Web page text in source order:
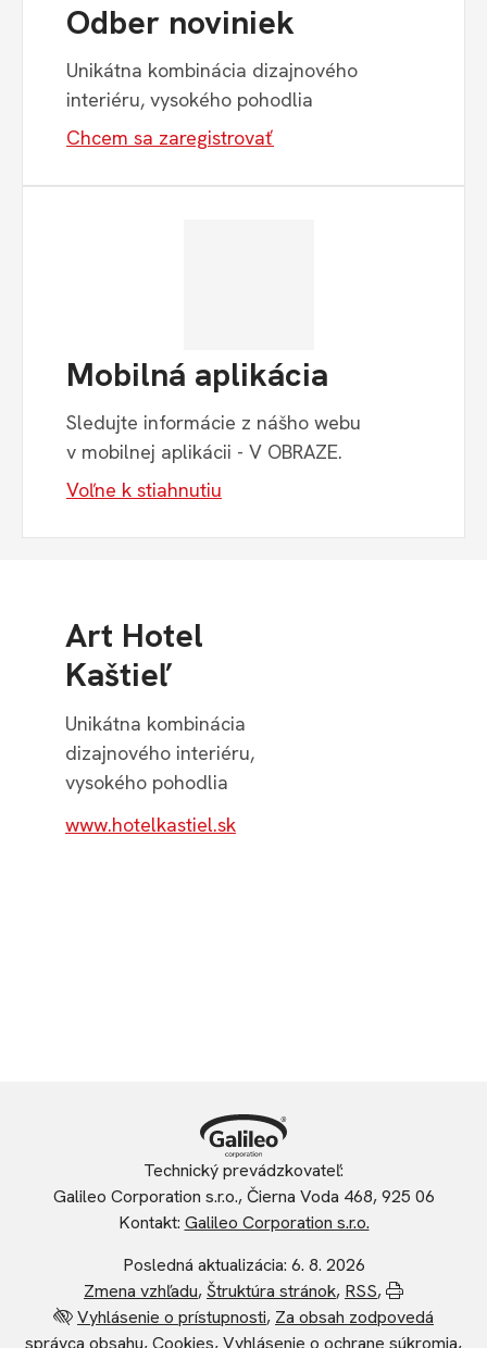
Odber noviniek
Unikátna kombinácia dizajnového
interiéru, vysokého pohodlia
Chcem sa zaregistrovať
Mobilná aplikácia
Sledujte informácie z nášho webu
v mobilnej aplikácii - V OBRAZE.
Voľne k stiahnutiu
Art Hotel
Kaštieľ
Unikátna kombinácia
dizajnového interiéru,
vysokého pohodlia
www.hotelkastiel.sk
Technický prevádzkovateľ:
Galileo Corporation s.r.o., Čierna Voda 468, 925 06
Kontakt: Galileo Corporation s.r.o.
Posledná aktualizácia: 6. 8. 2026
Zmena vzhľadu,Štruktúra stránok, RSS, Vytlačiť
Vyhlásenie o prístupnosti, Za obsah zodpovedá
správca obsahu,Cookies,Vyhlásenie o ochrane súkromia,